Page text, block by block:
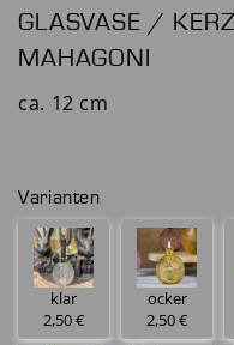
GLASVASE /
MAHAGONI
ca. 12 cm
Varianten
klar
2,50 €
ocker
2,50 €